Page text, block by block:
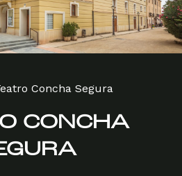
Concha Segura
CONCHA